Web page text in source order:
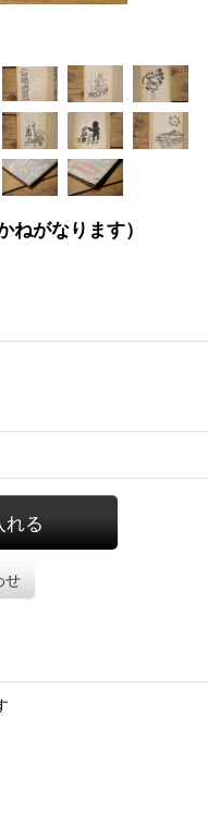
ねがなります）
れる
せ